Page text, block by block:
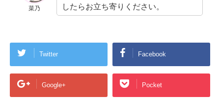
菜乃
したらお立ち寄りください。
Twitter Facebook
Google+ Pocket